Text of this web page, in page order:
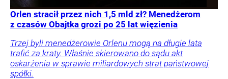
Orlen stracił przez nich 1,5 mld zł? Menedżerom
z czasów Obajtka grozi po 25 lat więzienia
Trzej byli menedżerowie Orlenu mogą na długie lata
trafić za kraty. Właśnie skierowano do sądu akt
oskarżenia w sprawie miliardowych strat państwowej
spółki.